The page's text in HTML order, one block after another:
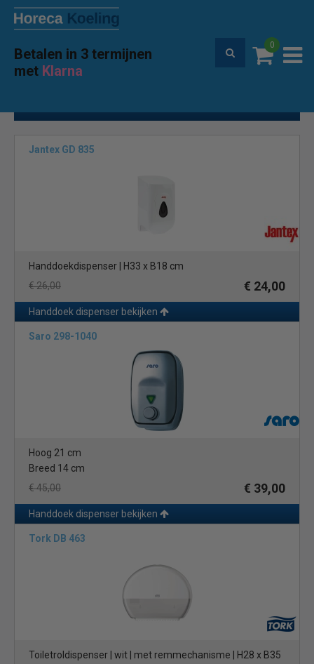
Betalen in 3 termijnen
met Klarna
0
Gratis verzending vanaf € 250
Home Hygiene
Jantex GD 835
Handdoekdispenser | H33 x B18 cm
€ 26,00
€ 24,00
Handdoek dispenser bekijken
Saro 298-1040
Hoog 21 cm
Breed 14 cm
€ 45,00
€ 39,00
Handdoek dispenser bekijken
Tork DB 463
Toiletroldispenser | wit | met remmechanisme | H28 x B35